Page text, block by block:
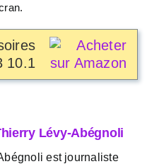
10.1
Lévy-Abégnoli
est journaliste